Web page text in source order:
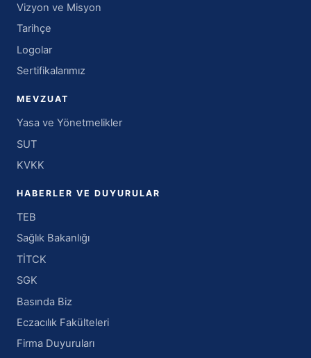
Vizyon ve Misyon
Tarihçe
Logolar
Sertifikalarımız
MEVZUAT
Yasa ve Yönetmelikler
SUT
KVKK
HABERLER VE DUYURULAR
TEB
Sağlık Bakanlığı
TİTCK
SGK
Basında Biz
Eczacılık Fakülteleri
Firma Duyuruları